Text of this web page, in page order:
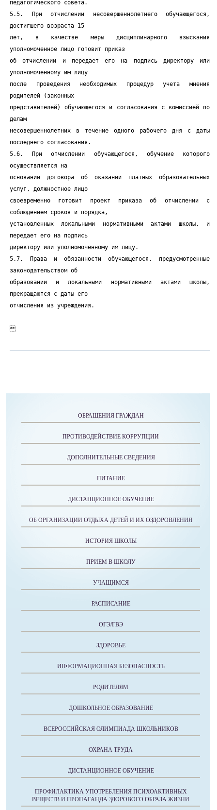
педагогического совета.
5.5. При отчислении несовершеннолетнего обучающегося,
достигшего возраста 15
лет, в качестве меры дисциплинарного взыскания
уполномоченное лицо готовит приказ
об отчислении и передает его на подпись директору или
уполномоченному им лицу
после проведения необходимых процедур учета мнения
родителей (законных
представителей) обучающегося и согласования с комиссией по
делам
несовершеннолетних в течение одного рабочего дня с даты
последнего согласования.
5.6. При отчислении обучающегося, обучение которого
осуществляется на
основании договора об оказании платных образовательных
услуг, должностное лицо
своевременно готовит проект приказа об отчислении с
соблюдением сроков и порядка,
установленных локальными нормативными актами школы, и
передает его на подпись
директору или уполномоченному им лицу.
5.7. Права и обязанности обучающегося, предусмотренные
законодательством об
образовании и локальными нормативными актами школы,
прекращаются с даты его
отчисления из учреждения.
ОБРАЩЕНИЯ ГРАЖДАН
ПРОТИВОДЕЙСТВИЕ КОРРУПЦИИ
ДОПОЛНИТЕЛЬНЫЕ СВЕДЕНИЯ
ПИТАНИЕ
ДИСТАНЦИОННОЕ ОБУЧЕНИЕ
ОБ ОРГАНИЗАЦИИ ОТДЫХА ДЕТЕЙ И ИХ ОЗДОРОВЛЕНИЯ
ИСТОРИЯ ШКОЛЫ
ПРИЕМ В ШКОЛУ
УЧАЩИМСЯ
РАСПИСАНИЕ
ОГЭ/ГВЭ
ЗДОРОВЬЕ
ИНФОРМАЦИОННАЯ БЕЗОПАСНОСТЬ
РОДИТЕЛЯМ
ДОШКОЛЬНОЕ ОБРАЗОВАНИЕ
ВСЕРОССИЙСКАЯ ОЛИМПИАДА ШКОЛЬНИКОВ
ОХРАНА ТРУДА
ДИСТАНЦИОННОЕ ОБУЧЕНИЕ
ПРОФИЛАКТИКА УПОТРЕБЛЕНИЯ ПСИХОАКТИВНЫХ
ВЕЩЕСТВ И ПРОПАГАНДА ЗДОРОВОГО ОБРАЗА ЖИЗНИ